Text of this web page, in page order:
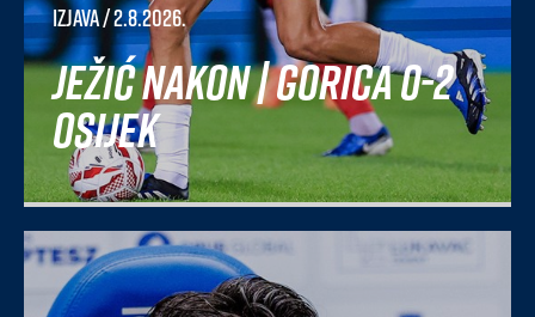
Izjava/ 2.8.2026.
Ježić nakon | Gorica 0-2
Osijek